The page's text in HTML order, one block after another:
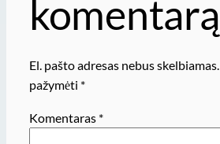
komentarą
El. pašto adresas nebus skelbiamas.
pažymėti *
Komentaras *